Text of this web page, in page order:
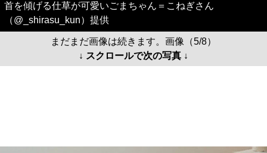
首を傾げる仕草が可愛いごまちゃん＝こねぎさん
（@_shirasu_kun）提供
まだまだ画像は続きます。画像（5/8）
↓ スクロールで次の写真 ↓